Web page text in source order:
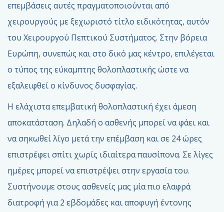
επεμβάσεις αυτές πραγματοποιούνται από
χειρουργούς με ξεχωριστό τίτλο ειδικότητας, αυτόν
του Χειρουργού Πεπτικού Συστήματος. Στην βόρεια
Ευρώπη, συνεπώς και στο δικό μας κέντρο, επιλέγεται
ο τύπος της εύκαμπτης θολοπλαστικής ώστε να
εξαλειφθεί ο κίνδυνος δυσφαγίας.
Η ελάχιστα επεμβατική θολοπλαστική έχει άμεση
αποκατάσταση. Δηλαδή ο ασθενής μπορεί να φάει και
να σηκωθεί λίγο μετά την επέμβαση και σε 24 ώρες
επιστρέφει σπίτι χωρίς ιδιαίτερα παυσίπονα. Σε λίγες
ημέρες μπορεί να επιστρέψει στην εργασία του.
Συστήνουμε στους ασθενείς μας μία πιο ελαφρά
διατροφή για 2 εβδομάδες και αποφυγή έντονης